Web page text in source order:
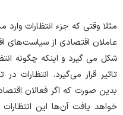
مثلا وقتی که جزء انتظارات
عاملان اقتصادی از سیاست‌های
شکل می گیرد و اینکه چگونه
تاثیر قرار می‌گیرد. انتظارات
بدین صورت که اگر فعالان
خواهد یافت آن‌ها این